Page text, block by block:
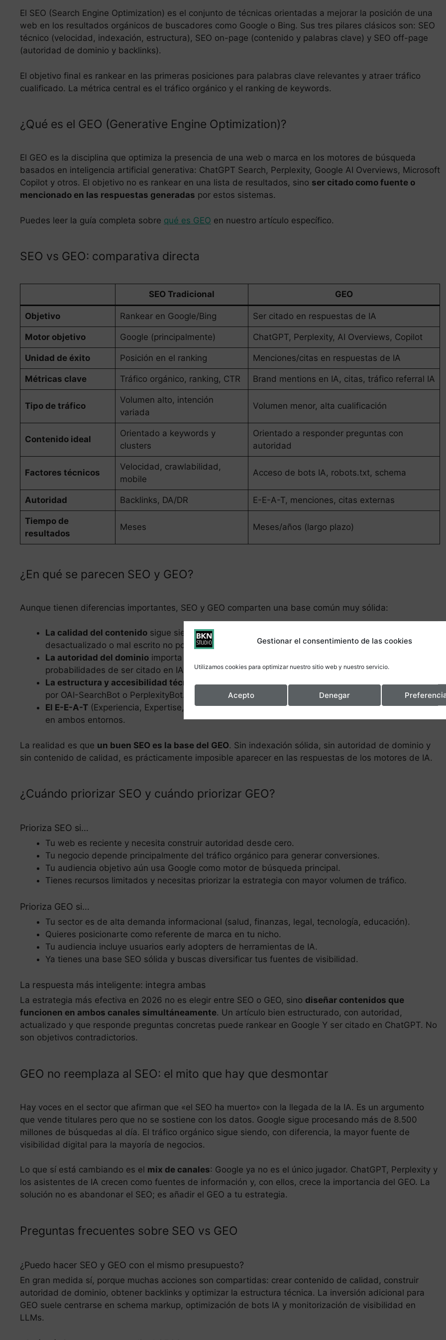
Gestionar el consentimiento de las cookies
Utilizamos cookies para optimizar nuestro sitio web y nuestro servicio.
Acepto Denegar
El SEO (Search Engine Optimization) es el conjunto de técnicas orientadas a mejorar la posición de una
web en los resultados orgánicos de buscadores como Google o Bing. Sus tres pilares clásicos son: SEO
técnico (velocidad, indexación, estructura), SEO on-page (contenido y palabras clave) y SEO off-page
(autoridad de dominio y backlinks).
El objetivo final es rankear en las primeras posiciones para palabras clave relevantes y atraer tráfico
cualificado. La métrica central es el tráfico orgánico y el ranking de keywords.
¿Qué es el GEO (Generative Engine Optimization)?
El GEO es la disciplina que optimiza la presencia de una web o marca en los motores de búsqueda
basados en inteligencia artificial generativa: ChatGPT Search, Perplexity, Google AI Overviews, Microsoft
Copilot y otros. El objetivo no es rankear en una lista de resultados, sino ser citado como fuente o
mencionado en las respuestas generadas por estos sistemas.
Puedes leer la guía completa sobre qué es GEO en nuestro artículo específico.
SEO vs GEO: comparativa directa
SEO Tradicional GEO
Objetivo Rankear en Google/Bing Ser citado en respuestas de IA
Motor objetivo Google (principalmente) ChatGPT, Perplexity, AI Overviews, Copilot
Unidad de éxito Posición en el ranking Menciones/citas en respuestas de IA
Métricas clave Tráfico orgánico, ranking, CTR Brand mentions en IA, citas, tráfico referral IA
Tipo de tráfico
Volumen alto, intención
variada
Volumen menor, alta cualificación
Contenido ideal
Orientado a keywords y
clusters
Orientado a responder preguntas con
autoridad
Factores técnicos
Velocidad, crawlabilidad,
mobile
Acceso de bots IA, robots.txt, schema
Autoridad Backlinks, DA/DR E-E-A-T, menciones, citas externas
Tiempo de
resultados
Meses Meses/años (largo plazo)
¿En qué se parecen SEO y GEO?
Aunque tienen diferencias importantes, SEO y GEO comparten una base común muy sólida:
La calidad del contenido sigue siendo fundamental en ambos. Contenido superficial,
desactualizado o mal escrito no posiciona en Google ni aparece en ChatGPT.
La autoridad del dominio importa en los dos. Un dominio con alta DA/DR tiene más
probabilidades de ser citado en IA.
La estructura y accesibilidad técnicason críticas para ser rastreado tanto por Googlebot como
por OAI-SearchBot o PerplexityBot.
El E-E-A-T (Experiencia, Expertise, Autoridad y Confianza) es un factor cada vez más importante
en ambos entornos.
La realidad es que un buen SEO es la base del GEO. Sin indexación sólida, sin autoridad de dominio y
sin contenido de calidad, es prácticamente imposible aparecer en las respuestas de los motores de IA.
¿Cuándo priorizar SEO y cuándo priorizar GEO?
Prioriza SEO si…
Tu web es reciente y necesita construir autoridad desde cero.
Tu negocio depende principalmente del tráfico orgánico para generar conversiones.
Tu audiencia objetivo aún usa Google como motor de búsqueda principal.
Tienes recursos limitados y necesitas priorizar la estrategia con mayor volumen de tráfico.
Prioriza GEO si…
Tu sector es de alta demanda informacional (salud, finanzas, legal, tecnología, educación).
Quieres posicionarte como referente de marca en tu nicho.
Tu audiencia incluye usuarios early adopters de herramientas de IA.
Ya tienes una base SEO sólida y buscas diversificar tus fuentes de visibilidad.
La respuesta más inteligente: integra ambas
La estrategia más efectiva en 2026 no es elegir entre SEO o GEO, sino diseñar contenidos que
funcionen en ambos canales simultáneamente. Un artículo bien estructurado, con autoridad,
actualizado y que responde preguntas concretas puede rankear en Google Y ser citado en ChatGPT. No
son objetivos contradictorios.
GEO no reemplaza al SEO: el mito que hay que desmontar
Hay voces en el sector que afirman que «el SEO ha muerto» con la llegada de la IA. Es un argumento
que vende titulares pero que no se sostiene con los datos. Google sigue procesando más de 8.500
millones de búsquedas al día. El tráfico orgánico sigue siendo, con diferencia, la mayor fuente de
visibilidad digital para la mayoría de negocios.
Lo que sí está cambiando es el mix de canales: Google ya no es el único jugador. ChatGPT, Perplexity y
los asistentes de IA crecen como fuentes de información y, con ellos, crece la importancia del GEO. La
solución no es abandonar el SEO; es añadir el GEO a tu estrategia.
Preguntas frecuentes sobre SEO vs GEO
¿Puedo hacer SEO y GEO con el mismo presupuesto?
En gran medida sí, porque muchas acciones son compartidas: crear contenido de calidad, construir
autoridad de dominio, obtener backlinks y optimizar la estructura técnica. La inversión adicional para
GEO suele centrarse en schema markup, optimización de bots IA y monitorización de visibilidad en
LLMs.